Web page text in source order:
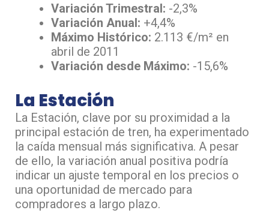
Variación Trimestral: -2,3%
Variación Anual: +4,4%
Máximo Histórico: 2.113 €/m² en
abril de 2011
Variación desde Máximo: -15,6%
La Estación
La Estación, clave por su proximidad a la
principal estación de tren, ha experimentado
la caída mensual más significativa. A pesar
de ello, la variación anual positiva podría
indicar un ajuste temporal en los precios o
una oportunidad de mercado para
compradores a largo plazo.